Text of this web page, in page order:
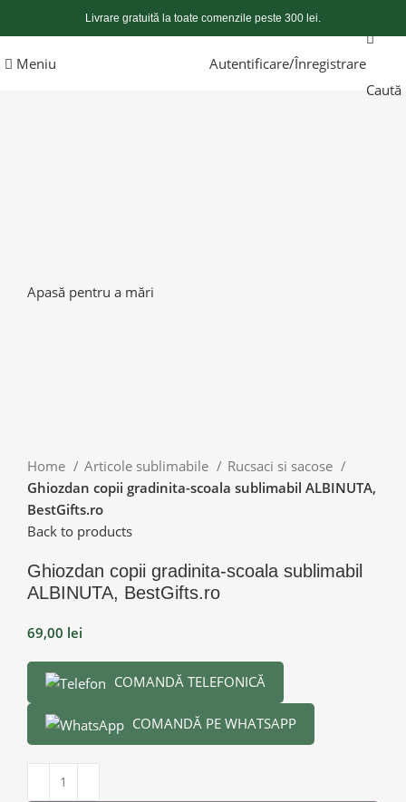
Livrare gratuită la toate comenzile peste 300 lei.
Meniu
Autentificare/Înregistrare
Caută
Apasă pentru a mări
Home Articole sublimabile
Rucsaci si sacose
Ghiozdan copii gradinita-scoala sublimabil ALBINUTA,
BestGifts.ro
Back to products
Ghiozdan copii gradinita-scoala sublimabil
ALBINUTA, BestGifts.ro
69,00 lei
COMANDĂ TELEFONICĂ
COMANDĂ PE WHATSAPP